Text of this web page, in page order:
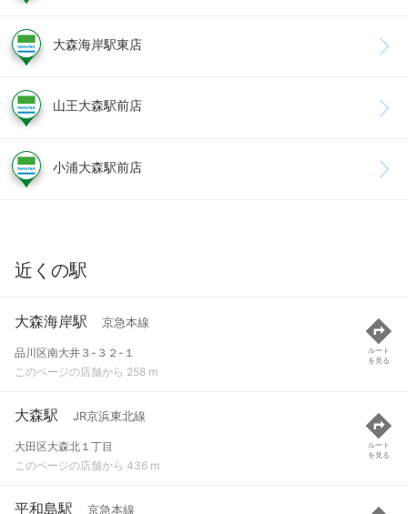
大森海岸駅東店
山王大森駅前店
小浦大森駅前店
近くの駅
大森海岸駅 京急本線
品川区南大井３-３２-１
このページの店舗から 258 m
ルート
を見る
大森駅 JR京浜東北線
大田区大森北１丁目
このページの店舗から 436 m
ルート
を見る
平和島駅 京急本線